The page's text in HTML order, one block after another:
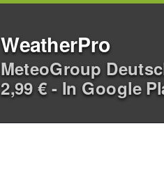
WeatherPro
MeteoGroup
2,99 € - In Google